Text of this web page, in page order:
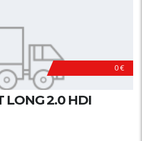
0 €
LONG 2.0 HDI